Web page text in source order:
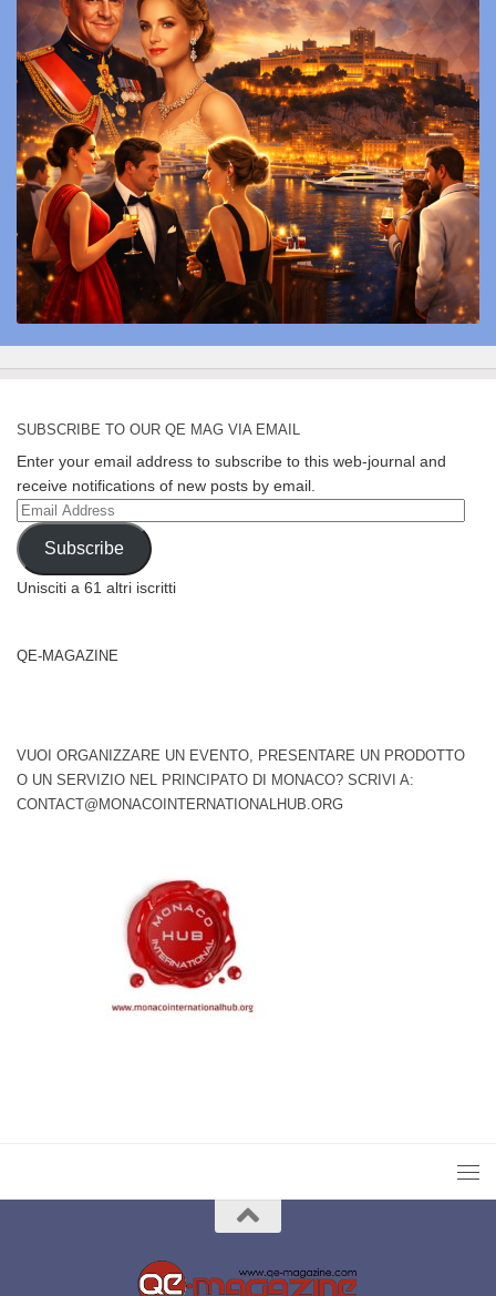
SUBSCRIBE TO OUR QE MAG VIA EMAIL
Enter your email address to subscribe to this web-journal and
receive notifications of new posts by email.
Email
Address
Subscribe
Unisciti a 61 altri iscritti
QE-MAGAZINE
VUOI ORGANIZZARE UN EVENTO, PRESENTARE UN PRODOTTO
O UN SERVIZIO NEL PRINCIPATO DI MONACO? SCRIVI A:
CONTACT@MONACOINTERNATIONALHUB.ORG